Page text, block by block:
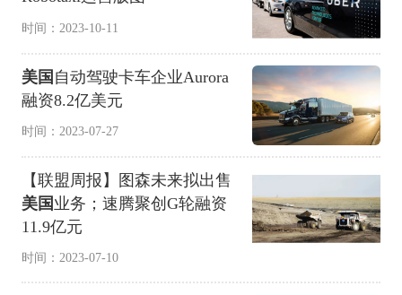
时间：2023-10-11
美国 自动驾驶卡车企业Aurora
融资8.2亿美元
时间：2023-07-27
【联盟周报】图森未来拟出售
美国 业务；速腾聚创G轮融资
11.9亿元
时间：2023-07-10